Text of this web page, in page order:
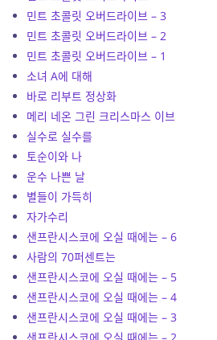
민트 초콜릿 오버드라이브 – 3
민트 초콜릿 오버드라이브 – 2
민트 초콜릿 오버드라이브 – 1
소녀 A에 대해
바로 리부트 정상화
메리 네온 그린 크리스마스 이브
실수로 실수를
토순이와 나
운수 나쁜 날
별들이 가득히
자가수리
샌프란시스코에 오실 때에는 – 6
사람의 70퍼센트는
샌프란시스코에 오실 때에는 – 5
샌프란시스코에 오실 때에는 – 4
샌프란시스코에 오실 때에는 – 3